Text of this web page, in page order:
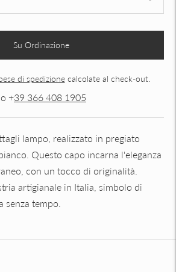
Su Ordinazione
di spedizionecalcolate al check-out.
+39 366 408 1905
lampo, realizzato in pregiato
Questo capo incarna l'eleganza
con un tocco di originalità.
artigianale in Italia, simbolo di
senza tempo.